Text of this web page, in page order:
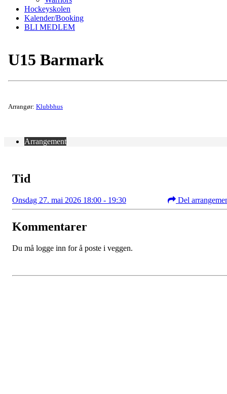
Hockeyskolen
Kalender/Booking
BLI MEDLEM
U15 Barmark
Arrangør: Klubbhus
Arrangement
Tid
Onsdag 27. mai 2026 18:00 - 19:30 Del
Kommentarer
Du må logge inn for å poste i veggen.